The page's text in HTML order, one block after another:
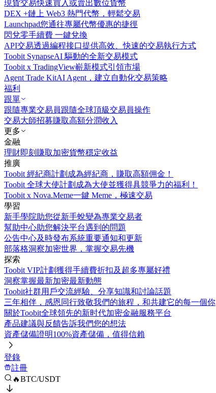
現貨交易快速買入或賣出數位貨幣
DEX +鏈上 Web3 熱門代幣，輕鬆交易
Launchpad您通往專屬代幣優惠的捷徑
閃兌零手續費 一鍵兌換
API交易透過編程接口提供高效、快速的交易執行方式
Toobit SynapseAI 驅動的全新交易模式
Toobit x TradingView嶄新模式引領市場
Agent Trade KitAI Agent，建立自動化交易策略
福利
跟單
跟隨專業交易員跟隨全球頂級交易員操作
交易大師招募賺取高額分潤收入
更多
金融
理財即刻賺取加密貨幣穩定收益
推廣
Toobit 經紀商計劃 成為經紀商，賺取高額佣金！
Toobit 全球大使計劃 成為大使並獲得具競爭力的福利！
Toobit x Nova.Meme一鍵 Meme，極速交易
學習
新手學院助您從新手蛻變為專業交易者
幫助中心助您解決平台遇到的問題
公告中心及時發布系統重要通知和更新
部落格洞察加密世界，掌握交易先機
探索
Toobit VIP計劃獲得手續費折扣及超多專屬好禮
洞察掌握最新加密最新動態
Toobit社群用戶交流經驗、分享知識和討論話題
三年相伴，感恩同行致敬我們的旅程，和共建它的每一個你
關於Toobit全球領先的新时代加密金融服務平台
產品建議與反饋告訴我們您的想法
資產儲備證明100%資產儲備，值得信賴
登錄
註冊
🔥BTC/USDT